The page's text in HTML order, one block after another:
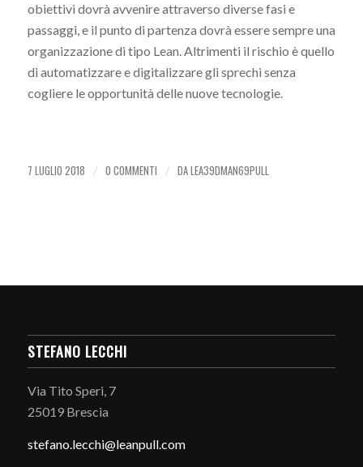
obiettivi dovrà avvenire attraverso diverse fasi e
passaggi, e il punto di partenza dovrà essere sempre una
organizzazione di tipo Lean. Altrimenti il rischio è quello
di automatizzare e digitalizzare gli sprechi senza
cogliere le opportunità delle nuove tecnologie.
7 LUGLIO 2018 / 0 COMMENTI / DALEA39DMAN69PULL
STEFANO LECCHI
Via Tito Speri, 7
25019 Brescia
stefano. lecchi@leanpull.com